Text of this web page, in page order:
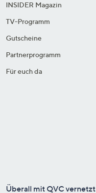
INSIDER Magazin
TV-Programm
Gutscheine
Partnerprogramm
Für euch da
Überall mit QVC vernetzt